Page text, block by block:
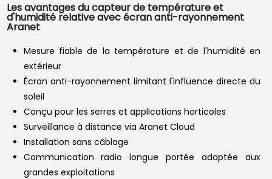
Les avantages du capteur de température et
d'humidité relative avec écran anti-rayonnement
Aranet
Mesure fiable de la température et de l'humidité en
extérieur
Écran anti-rayonnement limitant l'influence directe du
soleil
Conçu pour les serres et applications horticoles
Surveillance à distance via Aranet Cloud
Installation sans câblage
Communication radio longue portée adaptée aux
grandes exploitations